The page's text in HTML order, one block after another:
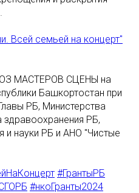
Всей семьей на концерт"
МАСТЕРОВ СЦЕНЫ на
Башкортостан при
РБ, Министерства
здравоохранения РБ,
и науки РБ и АНО "Чистые
#ГрантыРБ
#нкоГранты2024